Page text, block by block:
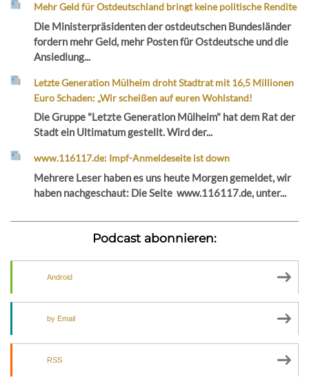
Mehr Geld für Ostdeutschland bringt keine politische Rendite
Die Ministerpräsidenten der ostdeutschen Bundesländer
fordern mehr Geld, mehr Posten für Ostdeutsche und die
Ansiedlung...
Letzte Generation Mülheim droht Stadtrat mit 16,5 Millionen
Euro Schaden: „Wir scheißen auf euren Wohlstand!
Die Gruppe "Letzte Generation Mülheim" hat dem Rat der
Stadt ein Ultimatum gestellt. Wird der...
www.116117.de: Impf-Anmeldeseite ist down
Mehrere Leser haben es uns heute Morgen gemeldet, wir
haben nachgeschaut: Die Seite www.116117.de, unter...
Podcast abonnieren:
Android
by Email
RSS